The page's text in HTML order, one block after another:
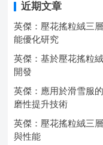
近期文章
英傑：壓花搖粒絨三
能優化研究
英傑：基於壓花搖粒
開發
英傑：應用於滑雪服
磨性提升技術
英傑：壓花搖粒絨三
與性能